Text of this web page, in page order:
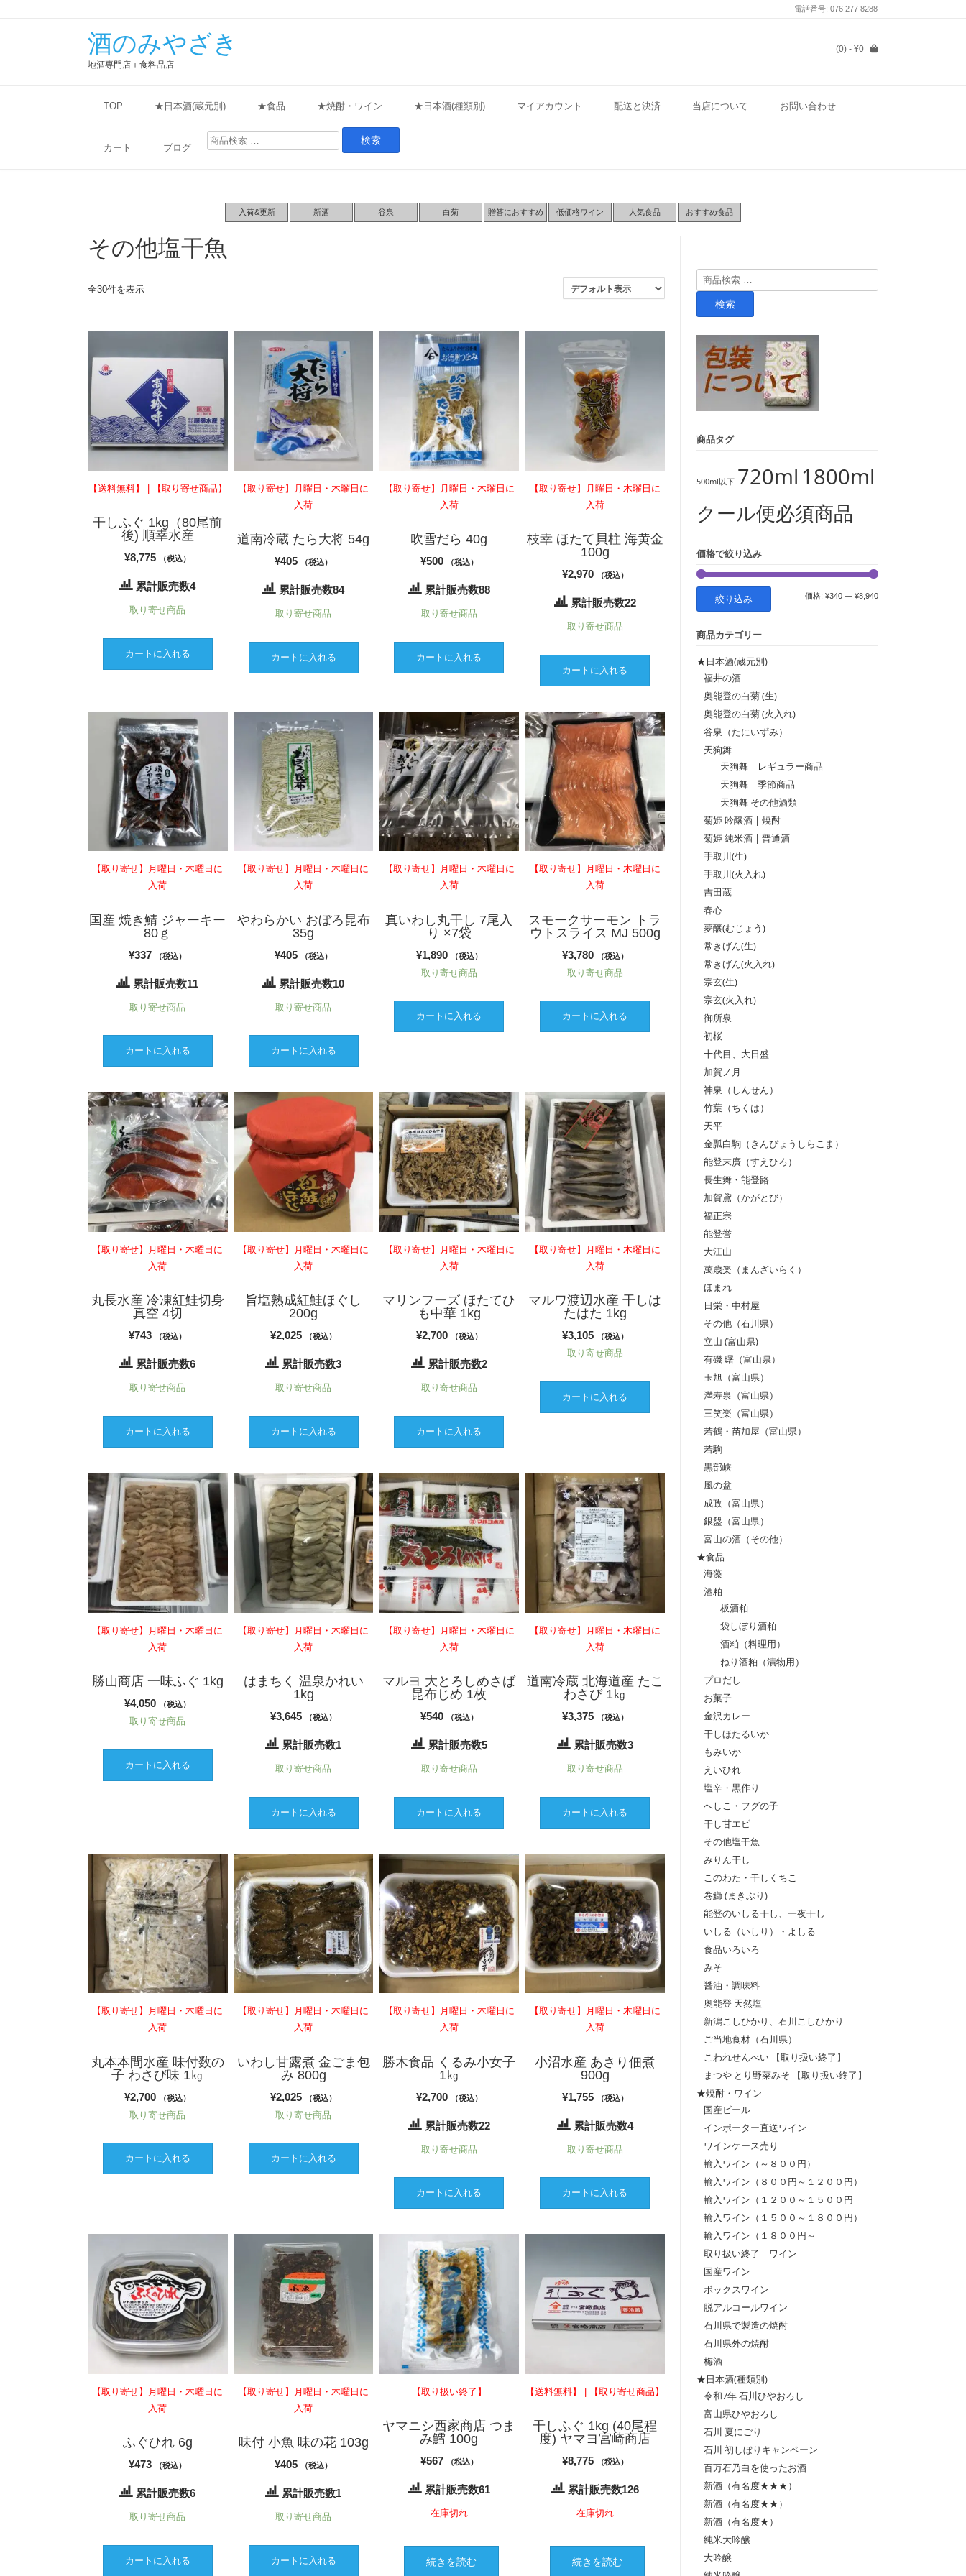
電話番号: 076 277 8288
酒のみやざき
地酒専門店＋食料品店
(0) - ¥0
TOP ★日本酒(蔵元別) ★食品 ★焼酎・ワイン ★日本酒(種類別) マイアカウント 配送と決済 当店について お問い合わせ
カート ブログ
検
索
入荷&更新 新酒 谷泉 白菊 贈答におすすめ 低価格ワイン 人気食品 おすすめ食品
その他塩干魚
全30件を表示
【送料無料】 | 【取り寄せ商品】
干しふぐ 1kg（80尾前
後) 順幸水産
¥8,775 （税込）
累計販売数4
取り寄せ商品
カートに入れる
【取り寄せ】月曜日・木曜日に
入荷
道南冷蔵 たら大将 54g
¥405 （税込）
累計販売数84
取り寄せ商品
カートに入れる
【取り寄せ】月曜日・木曜日に
入荷
吹雪だら 40g
¥500 （税込）
累計販売数88
取り寄せ商品
カートに入れる
【取り寄せ】月曜日・木曜日に
入荷
枝幸 ほたて貝柱 海黄金
100g
¥2,970 （税込）
累計販売数22
取り寄せ商品
カートに入れる
【取り寄せ】月曜日・木曜日に
入荷
国産 焼き鯖 ジャーキー
80ｇ
¥337 （税込）
累計販売数11
取り寄せ商品
カートに入れる
【取り寄せ】月曜日・木曜日に
入荷
やわらかい おぼろ昆布
35g
¥405 （税込）
累計販売数10
取り寄せ商品
カートに入れる
【取り寄せ】月曜日・木曜日に
入荷
真いわし丸干し 7尾入
り ×7袋
¥1,890 （税込）
取り寄せ商品
カートに入れる
【取り寄せ】月曜日・木曜日に
入荷
スモークサーモン トラ
ウトスライス MJ 500g
¥3,780 （税込）
取り寄せ商品
カートに入れる
【取り寄せ】月曜日・木曜日に
入荷
丸長水産 冷凍紅鮭切身
真空 4切
¥743 （税込）
累計販売数6
取り寄せ商品
カートに入れる
【取り寄せ】月曜日・木曜日に
入荷
旨塩熟成紅鮭ほぐし
200g
¥2,025 （税込）
累計販売数3
取り寄せ商品
カートに入れる
【取り寄せ】月曜日・木曜日に
入荷
マリンフーズ ほたてひ
も中華 1kg
¥2,700 （税込）
累計販売数2
取り寄せ商品
カートに入れる
【取り寄せ】月曜日・木曜日に
入荷
マルワ渡辺水産 干しは
たはた 1kg
¥3,105 （税込）
取り寄せ商品
カートに入れる
【取り寄せ】月曜日・木曜日に
入荷
勝山商店 一味ふぐ 1kg
¥4,050 （税込）
取り寄せ商品
カートに入れる
【取り寄せ】月曜日・木曜日に
入荷
はまちく 温泉かれい
1kg
¥3,645 （税込）
累計販売数1
取り寄せ商品
カートに入れる
【取り寄せ】月曜日・木曜日に
入荷
マルヨ 大とろしめさば
昆布じめ 1枚
¥540 （税込）
累計販売数5
取り寄せ商品
カートに入れる
【取り寄せ】月曜日・木曜日に
入荷
道南冷蔵 北海道産 たこ
わさび 1㎏
¥3,375 （税込）
累計販売数3
取り寄せ商品
カートに入れる
【取り寄せ】月曜日・木曜日に
入荷
丸本本間水産 味付数の
子 わさび味 1㎏
¥2,700 （税込）
取り寄せ商品
カートに入れる
【取り寄せ】月曜日・木曜日に
入荷
いわし甘露煮 金ごま包
み 800g
¥2,025 （税込）
取り寄せ商品
カートに入れる
【取り寄せ】月曜日・木曜日に
入荷
勝木食品 くるみ小女子
1㎏
¥2,700 （税込）
累計販売数22
取り寄せ商品
カートに入れる
【取り寄せ】月曜日・木曜日に
入荷
小沼水産 あさり佃煮
900g
¥1,755 （税込）
累計販売数4
取り寄せ商品
カートに入れる
【取り寄せ】月曜日・木曜日に
入荷
ふぐひれ 6g
¥473 （税込）
累計販売数6
取り寄せ商品
カートに入れる
【取り寄せ】月曜日・木曜日に
入荷
味付 小魚 味の花 103g
¥405 （税込）
累計販売数1
取り寄せ商品
カートに入れる
【取り扱い終了】
ヤマニシ西家商店 つま
み鱈 100g
¥567 （税込）
累計販売数61
在庫切れ
続きを読む
【送料無料】 | 【取り寄せ商品】
干しふぐ 1kg (40尾程
度) ヤマヨ宮崎商店
¥8,775 （税込）
累計販売数126
在庫切れ
続きを読む
検
索
検索
商品タグ
500ml以下 720ml 1800ml
クール便必須商品
価格で絞り込み
最
最
絞り込み 価格: ¥340 — ¥8,940
商品カテゴリー
★日本酒(蔵元別)
福井の酒
奥能登の白菊 (生)
奥能登の白菊 (火入れ)
谷泉（たにいずみ）
天狗舞
天狗舞 レギュラー商品
天狗舞 季節商品
天狗舞 その他酒類
菊姫 吟醸酒 | 焼酎
菊姫 純米酒 | 普通酒
手取川(生)
手取川(火入れ)
吉田蔵
春心
夢醸(むじょう)
常きげん(生)
常きげん(火入れ)
宗玄(生)
宗玄(火入れ)
御所泉
初桜
十代目、大日盛
加賀ノ月
神泉（しんせん）
竹葉（ちくは）
天平
金瓢白駒（きんぴょうしらこま）
能登末廣（すえひろ）
長生舞・能登路
加賀鳶（かがとび）
福正宗
能登誉
大江山
萬歳楽（まんざいらく）
ほまれ
日栄・中村屋
その他（石川県）
立山 (富山県)
有磯 曙（富山県）
玉旭（富山県）
満寿泉（富山県）
三笑楽（富山県）
若鶴・苗加屋（富山県）
若駒
黒部峡
風の盆
成政（富山県）
銀盤（富山県）
富山の酒（その他）
★食品
海藻
酒粕
板酒粕
袋しぼり酒粕
酒粕（料理用）
ねり酒粕（漬物用）
プロだし
お菓子
金沢カレー
干しほたるいか
もみいか
えいひれ
塩辛・黒作り
へしこ・フグの子
干し甘エビ
その他塩干魚
みりん干し
このわた・干しくちこ
巻鰤 (まきぶり)
能登のいしる干し、一夜干し
いしる（いしり）・よしる
食品いろいろ
みそ
醤油・調味料
奥能登 天然塩
新潟こしひかり、石川こしひかり
ご当地食材（石川県）
こわれせんべい 【取り扱い終了】
まつや とり野菜みそ 【取り扱い終了】
★焼酎・ワイン
国産ビール
インポーター直送ワイン
ワインケース売り
輸入ワイン（～８００円）
輸入ワイン（８００円～１２００円）
輸入ワイン（１２００～１５００円
輸入ワイン（１５００～１８００円）
輸入ワイン（１８００円～
取り扱い終了 ワイン
国産ワイン
ボックスワイン
脱アルコールワイン
石川県で製造の焼酎
石川県外の焼酎
梅酒
★日本酒(種類別)
令和7年 石川ひやおろし
富山県ひやおろし
石川 夏にごり
石川 初しぼりキャンペーン
百万石乃白を使ったお酒
新酒（有名度★★★）
新酒（有名度★★）
新酒（有名度★）
純米大吟醸
大吟醸